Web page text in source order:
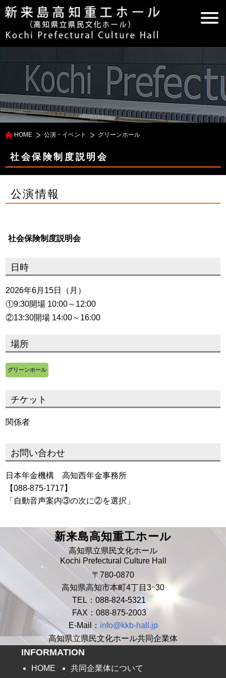
HOME 公演・イベント グリーンホール
社会保険制度説明会
公演情報
社会保険制度説明会
日時
2026年6月15日（月）
①9:30開場 10:00～12:00
②13:30開場 14:00～16:00
場所
グリーンホール
チケット
関係者
お問い合わせ
日本年金機構 高知西年金事務所
【088-875-1717】
「自動音声案内③の次に②を選択」
新来島高知重工ホール
高知県立県民文化ホール
Kochi Prefectural Culture Hall
〒780-0870
高知県高知市本町4丁目3ｰ30
TEL：088-824-5321
FAX：088-875-2003
E-Mail： info@kkb-hall.jp
高知県立県民文化ホール共同企業体
INFORMATION
HOME 共同企業体について